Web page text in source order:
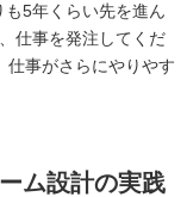
5年くらい先を進ん
仕事を発注してくだ
仕事がさらにやりやす
ム設計の実践